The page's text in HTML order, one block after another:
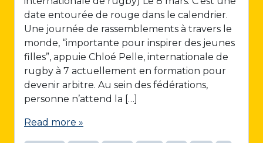
date entourée de rouge dans le calendrier.
Une journée de rassemblements à travers le
monde, “importante pour inspirer des jeunes
filles”, appuie Chloé Pelle, internationale de
rugby à 7 actuellement en formation pour
devenir arbitre. Au sein des fédérations,
personne n’attend la […]
Read more »